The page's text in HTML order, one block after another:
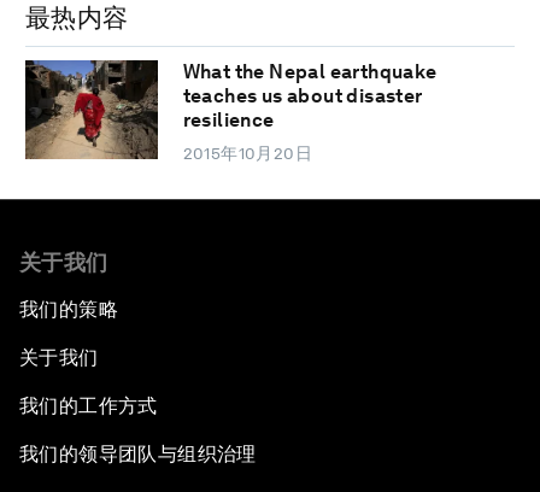
最热内容
What the Nepal earthquake
teaches us about disaster
resilience
2015年10月20日
关于我们
我们的策略
关于我们
我们的工作方式
我们的领导团队与组织治理